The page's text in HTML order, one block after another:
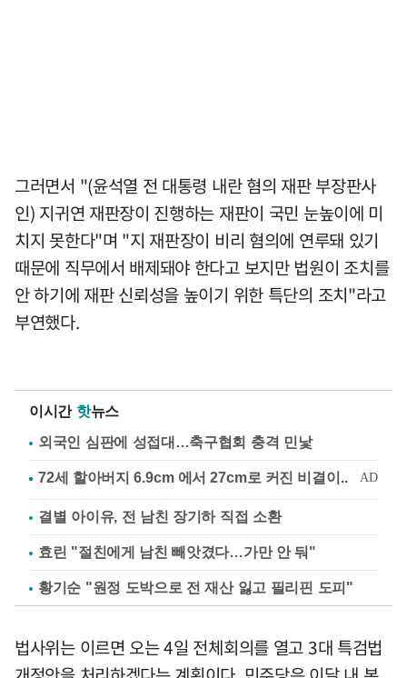
그러면서 "(윤석열 전 대통령 내란 혐의 재판 부장판사
인) 지귀연 재판장이 진행하는 재판이 국민 눈높이에 미
치지 못한다"며 "지 재판장이 비리 혐의에 연루돼 있기
때문에 직무에서 배제돼야 한다고 보지만 법원이 조치를
안 하기에 재판 신뢰성을 높이기 위한 특단의 조치"라고
부연했다.
이시간 핫뉴스
외국인 심판에 성접대…축구협회 충격 민낯
결별 아이유, 전 남친 장기하 직접 소환
효린 "절친에게 남친 빼앗겼다…가만 안 둬"
황기순 "원정 도박으로 전 재산 잃고 필리핀 도피"
법사위는 이르면 오는 4일 전체회의를 열고 3대 특검법